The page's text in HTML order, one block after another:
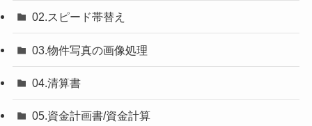
02.スピード帯替え
03.物件写真の画像処理
04.清算書
05.資金計画書/資金計算